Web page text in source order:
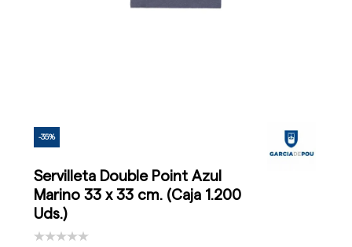
-35%
Servilleta Double Point Azul
Marino 33 x 33 cm. (Caja 1.200
Uds.)